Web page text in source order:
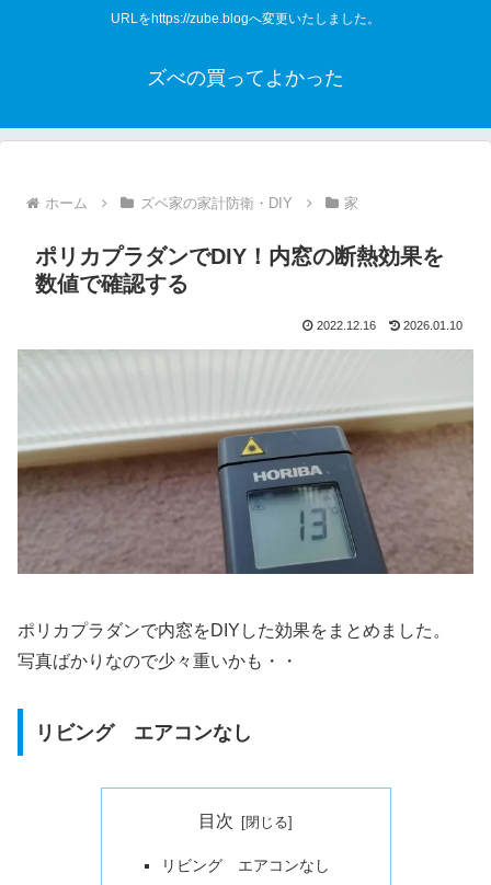
URLをhttps://zube.blogへ変更いたしました。
ズべの買ってよかった
ホーム ズベ家の家計防衛・DIY 家
ポリカプラダンでDIY！内窓の断熱効果を
数値で確認する
2022.12.16 2026.01.10
ポリカプラダンで内窓をDIYした効果をまとめました。
写真ばかりなので少々重いかも・・
リビング エアコンなし
目次
リビング エアコンなし